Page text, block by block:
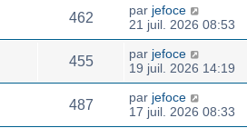
462 par jefoce
21 juil. 2026 08:53
455 par jefoce
19 juil. 2026 14:19
487 par jefoce
17 juil. 2026 08:33